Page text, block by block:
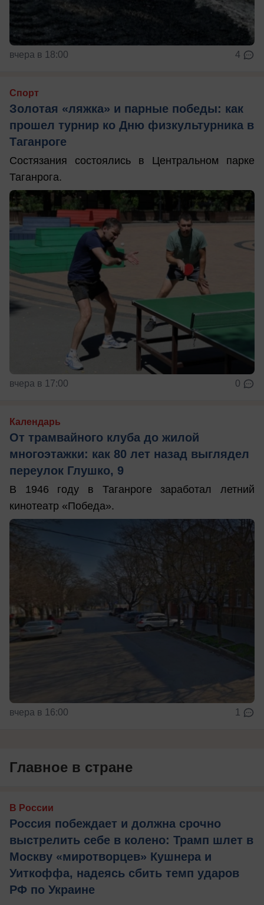
вчера в 18:00 4
Спорт
Золотая «ляжка» и парные победы: как
прошел турнир ко Дню физкультурника в
Таганроге
Состязания состоялись в Центральном парке
Таганрога.
вчера в 17:00 0
Календарь
От трамвайного клуба до жилой
многоэтажки: как 80 лет назад выглядел
переулок Глушко, 9
В 1946 году в Таганроге заработал летний
кинотеатр «Победа».
вчера в 16:00 1
Главное в стране
В России
Россия побеждает и должна срочно
выстрелить себе в колено: Трамп шлет в
Москву «миротворцев» Кушнера и
Уиткоффа, надеясь сбить темп ударов
РФ по Украине